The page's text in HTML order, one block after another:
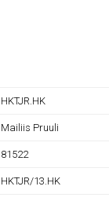
HKTJR.HK
Mailiis Pruuli
81522
HKTJR/13.HK